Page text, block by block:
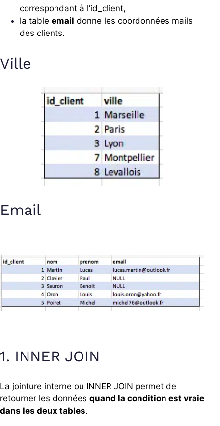
correspondant à l’id_client,
la table email donne les coordonnées mails
des clients.
Ville
Email
1. INNER JOIN
La jointure interne ou INNER JOIN permet de
retourner les données quand la condition est vraie
dans les deux tables.